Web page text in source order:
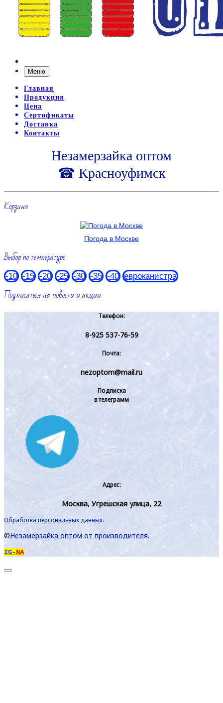
Меню
Главная
Продукция
Цена
Сертификаты
Доставка
Контакты
Незамерзайка оптом
☎ Красноуфимск
Корзина
Погода в Москве
Выбор по температуре
-10 -15 -20 -25 -30 -35 -40 евроканистра
Подписаться на новости и акции
Телефон:
8-925 537-76-59
Почта:
nezoptom@mail.ru
Подписка
в телеграмм
Адрес:
Москва, Угрешская улица, 22
Обработка персональных данных.
©Незамерзайка оптом от производителя.
IG-NA